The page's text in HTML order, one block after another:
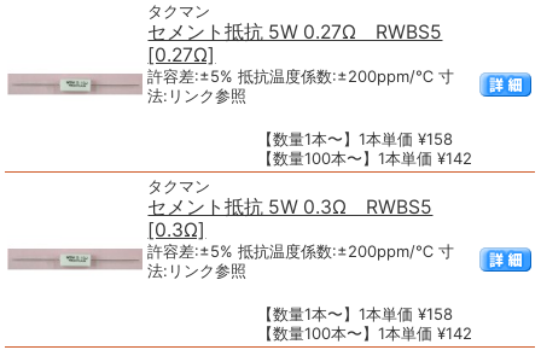
タクマン
セメント抵抗 5W 0.27Ω RWBS5
[0.27Ω]
許容差:±5% 抵抗温度係数:±200ppm/℃ 寸
法:リンク参照
【数量1本〜】1本単価 ¥158
【数量100本〜】1本単価 ¥142
タクマン
セメント抵抗 5W 0.3Ω RWBS5
[0.3Ω]
許容差:±5% 抵抗温度係数:±200ppm/℃ 寸
法:リンク参照
【数量1本〜】1本単価 ¥158
【数量100本〜】1本単価 ¥142